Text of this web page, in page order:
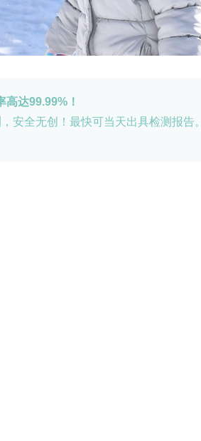
高达99.99%！
安全无创！最快可当天出具检测报告。